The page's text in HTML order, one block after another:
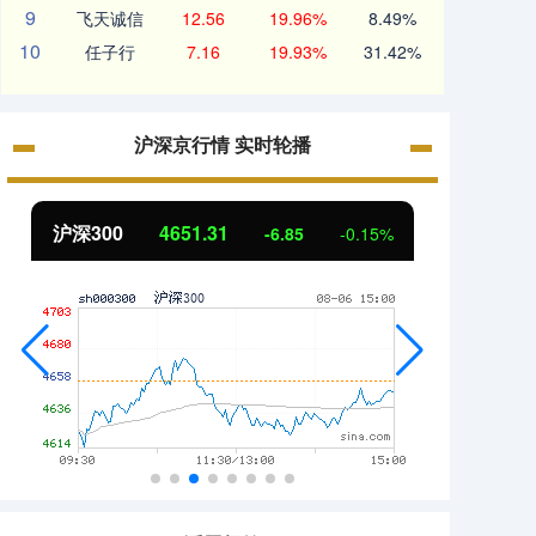
9 飞天诚信 12.56 19.96% 8.49%
10 任子行 7.16 19.93% 31.42%
沪深京行情 实时轮播
沪深300 4651.31 -6.85 -0.15%